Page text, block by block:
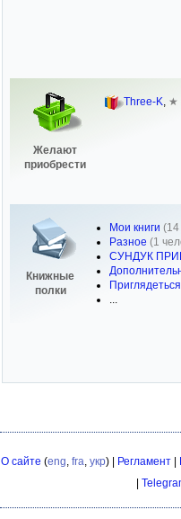
Желают
приобрести
Three-K, ★
Книжные
полки
Мои книги (14
Разное (1
СУНДУК
Приглядеться
...
О сайте (eng, fra, укр) | Регламент|